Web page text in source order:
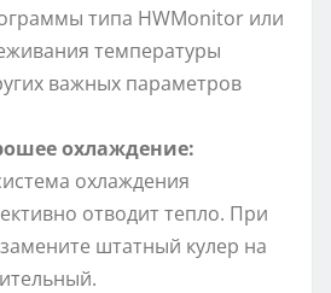
типа HWMonitor или
температуры
важных параметров
охлаждение:
охлаждения
отводит тепло. При
штатный кулер на